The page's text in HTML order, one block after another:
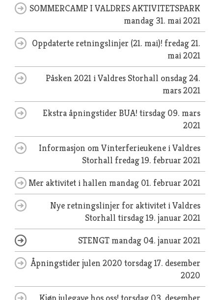
SOMMERCAMP I VALDRES AKTIVITETSPARK
mandag 31. mai 2021
Oppdaterte retningslinjer (21. mai)! fredag 21.
mai 2021
Påsken 2021 i Valdres Storhall onsdag 24.
mars 2021
Ekstra åpningstider BUA! tirsdag 09. mars
2021
Informasjon om Vinterferieukene i Valdres
Storhall fredag 19. februar 2021
Mer aktivitet i hallen mandag 01. februar 2021
Nye retningslinjer for aktivitet i Valdres
Storhall tirsdag 19. januar 2021
STENGT mandag 04. januar 2021
Åpningstider julen 2020 torsdag 17. desember
2020